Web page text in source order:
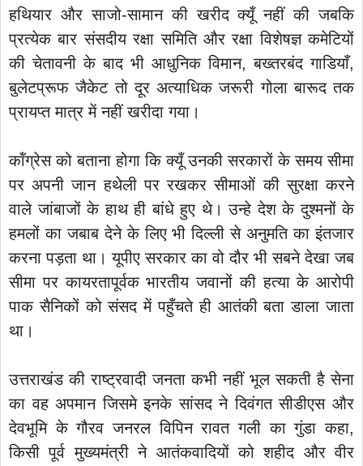
हथियार और साजो-सामान की खरीद क्यूँ नहीं की जबकि
प्रत्येक बार संसदीय रक्षा समिति और रक्षा विशेषज्ञ कमेटियों
की चेतावनी के बाद भी आधुनिक विमान, बख्तरबंद गाडियाँ,
बुलेटप्रूफ जैकेट तो दूर अत्याधिक जरूरी गोला बारूद तक
प्रायप्त मात्र में नहीं खरीदा गया।
कॉंग्रेस को बताना होगा कि क्यूँ उनकी सरकारों के समय सीमा
पर अपनी जान हथेली पर रखकर सीमाओं की सुरक्षा करने
वाले जांबाजों के हाथ ही बांधे हुए थे। उन्हे देश के दुश्मनों के
हमलों का जबाब देने के लिए भी दिल्ली से अनुमति का इंतजार
करना पड़ता था। यूपीए सरकार का वो दौर भी सबने देखा जब
सीमा पर कायरतापूर्वक भारतीय जवानों की हत्या के आरोपी
पाक सैनिकों को संसद में पहुँचते ही आतंकी बता डाला जाता
था।
उत्तराखंड की राष्ट्रवादी जनता कभी नहीं भूल सकती है सेना
का वह अपमान जिसमे इनके सांसद ने दिवंगत सीडीएस और
देवभूमि के गौरव जनरल विपिन रावत गली का गुंडा कहा,
किसी पूर्व मुख्यमंत्री ने आतंकवादियों को शहीद और वीर